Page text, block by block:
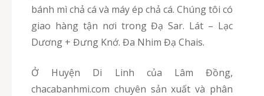
bánh mì chả cá và máy ép chả cá. Chúng tôi có
giao hàng tận nơi trong Đạ Sar. Lát – Lạc
Dương + Đưng Knớ. Đa Nhim Đạ Chais.
Ở Huyện Di Linh của Lâm Đồng,
chacabanhmi.com chuyên sản xuất và phân